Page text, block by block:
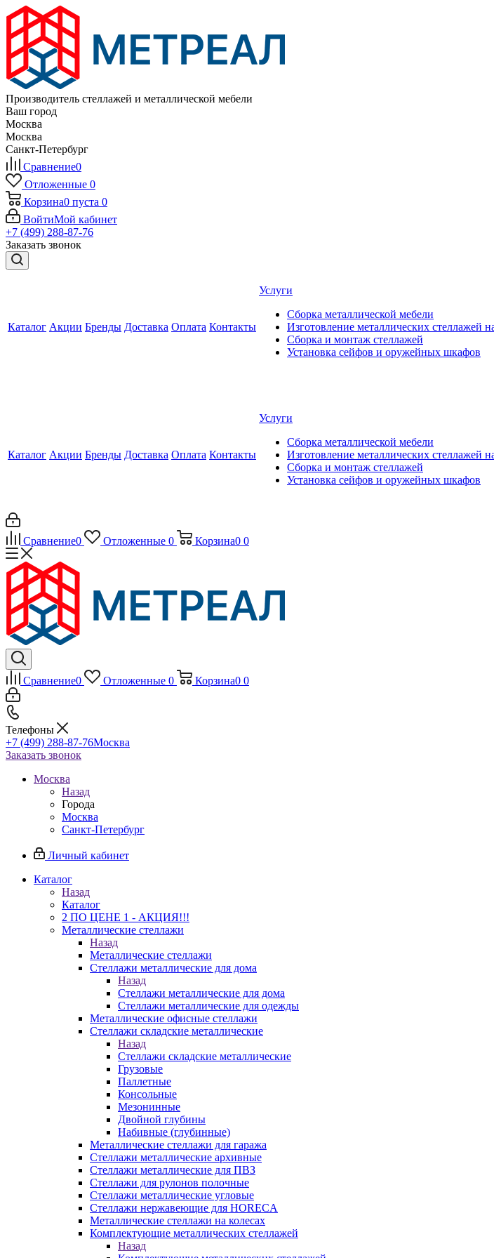
Производитель стеллажей и металлической мебели
Ваш город
Москва
Москва
Санкт-Петербург
Сравнение0
Отложенные 0
Корзина0 пуста 0
ВойтиМой кабинет
+7 (499) 288-87-76
Заказать звонок
Каталог Акции Бренды Доставка Оплата Контакты
Услуги
Сборка металлической мебели
Изготовление металлических стеллажей
Сборка и монтаж стеллажей
Установка сейфов и оружейных шкафов
Каталог Акции Бренды Доставка Оплата Контакты
Услуги
Сборка металлической мебели
Изготовление металлических стеллажей
Сборка и монтаж стеллажей
Установка сейфов и оружейных шкафов
Сравнение0 Отложенные 0 Корзина0 0
Сравнение0 Отложенные 0 Корзина0 0
Телефоны
+7 (499) 288-87-76Москва
Заказать звонок
Москва
Назад
Города
Москва
Санкт-Петербург
Личный кабинет
Каталог
Назад
Каталог
2 ПО ЦЕНЕ 1 - АКЦИЯ!!!
Металлические стеллажи
Назад
Металлические стеллажи
Стеллажи металлические для дома
Назад
Стеллажи металлические для дома
Стеллажи металлические для одежды
Металлические офисные стеллажи
Стеллажи складские металлические
Назад
Стеллажи складские металлические
Грузовые
Паллетные
Консольные
Мезонинные
Двойной глубины
Набивные (глубинные)
Металлические стеллажи для гаража
Стеллажи металлические архивные
Стеллажи металлические для ПВЗ
Стеллажи для рулонов полочные
Стеллажи металлические угловые
Стеллажи нержавеющие для HORECA
Металлические стеллажи на колесах
Комплектующие металлических стеллажей
Назад